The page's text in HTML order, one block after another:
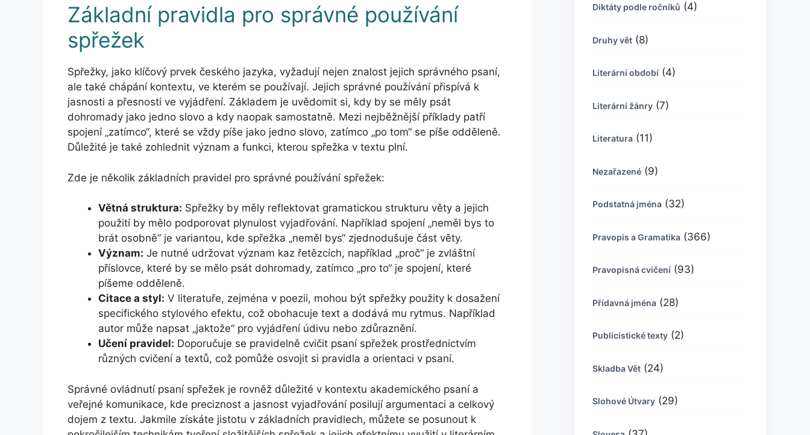
Základní pravidla pro správné používání
spřežek
Spřežky, jako klíčový prvek českého jazyka, vyžadují nejen znalost jejich správného psaní,
ale také chápání kontextu, ve kterém se používají. Jejich správné používání přispívá k
jasnosti a přesnosti ve vyjádření. Základem je uvědomit si, kdy by se měly psát
dohromady jako jedno slovo a kdy naopak samostatně. Mezi nejběžnější příklady patří
spojení „zatímco“, které se vždy píše jako jedno slovo, zatímco „po tom“ se píše odděleně.
Důležité je také zohlednit význam a funkci, kterou spřežka v textu plní.
Zde je několik základních pravidel pro správné používání spřežek:
Větná struktura: Spřežky by měly reflektovat gramatickou strukturu věty a jejich
použití by mělo podporovat plynulost vyjadřování. Například spojení „neměl bys to
brát osobně“ je variantou, kde spřežka „neměl bys“ zjednodušuje část věty.
Význam: Je nutné udržovat význam kaz řetězcích, například „proč“ je zvláštní
příslovce, které by se mělo psát dohromady, zatímco „pro to“ je spojení, které
píšeme odděleně.
Citace a styl: V literatuře, zejména v poezii, mohou být spřežky použity k dosažení
specifického stylového efektu, což obohacuje text a dodává mu rytmus. Například
autor může napsat „jaktože“ pro vyjádření údivu nebo zdůraznění.
Učení pravidel: Doporučuje se pravidelně cvičit psaní spřežek prostřednictvím
různých cvičení a textů, což pomůže osvojit si pravidla a orientaci v psaní.
Správné ovládnutí psaní spřežek je rovněž důležité v kontextu akademického psaní a
veřejné komunikace, kde preciznost a jasnost vyjadřování posilují argumentaci a celkový
dojem z textu. Jakmile získáte jistotu v základních pravidlech, můžete se posunout k
Diktáty podle ročníků (4)
Druhy vět (8)
Literární období (4)
Literární žánry (7)
Literatura (11)
Nezařazené (9)
Podstatná jména (32)
Pravopis a Gramatika (366)
Pravopisná cvičení (93)
Přídavná jména (28)
Publicistické texty (2)
Skladba Vět (24)
Slohové Útvary (29)